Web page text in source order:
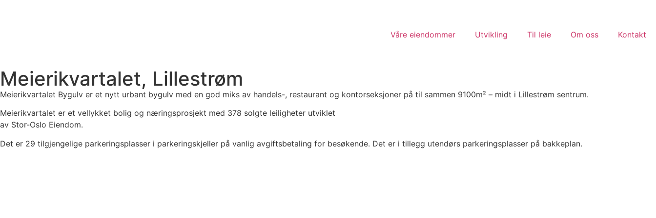
Våre eiendommer Utvikling Til leie Om oss Kontakt
Meierikvartalet, Lillestrøm
Meierikvartalet Bygulv er et nytt urbant bygulv med en god miks av handels-, restaurant og kontorseksjoner på til sammen 9100m² – midt i Lillestrøm sentrum.
Meierikvartalet er et vellykket bolig og næringsprosjekt med 378 solgte leiligheter utviklet
av Stor-Oslo Eiendom.
Det er 29 tilgjengelige parkeringsplasser i parkeringskjeller på vanlig avgiftsbetaling for besøkende. Det er i tillegg utendørs parkeringsplasser på bakkeplan.